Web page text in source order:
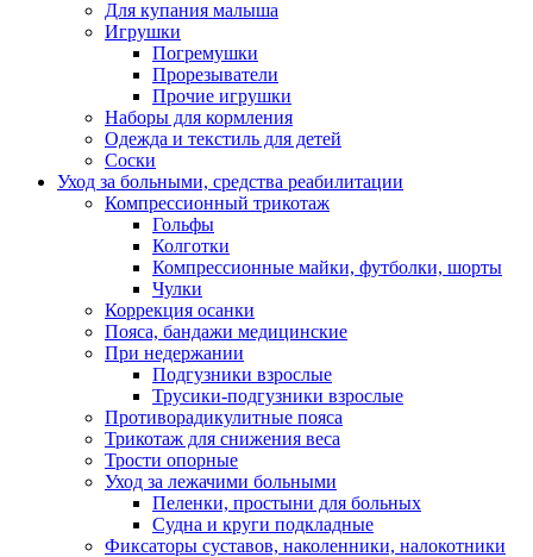
Для купания малыша
Игрушки
Погремушки
Прорезыватели
Прочие игрушки
Наборы для кормления
Одежда и текстиль для детей
Соски
Уход за больными, средства реабилитации
Компрессионный трикотаж
Гольфы
Колготки
Компрессионные майки, футболки, шорты
Чулки
Коррекция осанки
Пояса, бандажи медицинские
При недержании
Подгузники взрослые
Трусики-подгузники взрослые
Противорадикулитные пояса
Трикотаж для снижения веса
Трости опорные
Уход за лежачими больными
Пеленки, простыни для больных
Судна и круги подкладные
Фиксаторы суставов, наколенники, налокотники